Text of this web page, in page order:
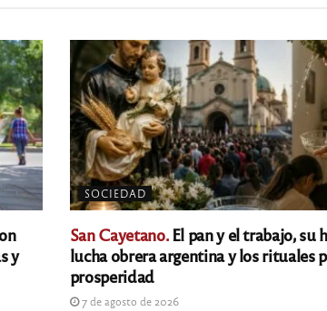
y
SOCIEDAD
San Cayetano.El pan y el trabajo, su
lucha obrera argentina y los rituales
prosperidad
7 de agosto de 2026